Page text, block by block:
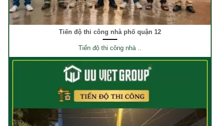
Tiến độ thi công nhà phố quận 12
Tiến độ thi công nhà ..